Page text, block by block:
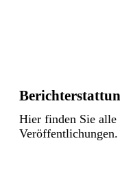
Hier finden Sie
Veröffentlichungen.